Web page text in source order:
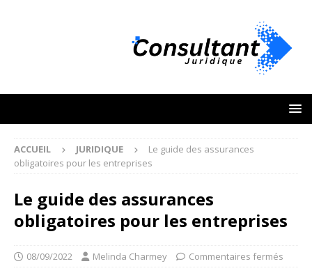
ACCUEIL JURIDIQUE
Le guide des assurances
obligatoires pour les entreprises
Le guide des assurances
obligatoires pour les entreprises
08/09/2022 Melinda Charmey Commentaires fermés